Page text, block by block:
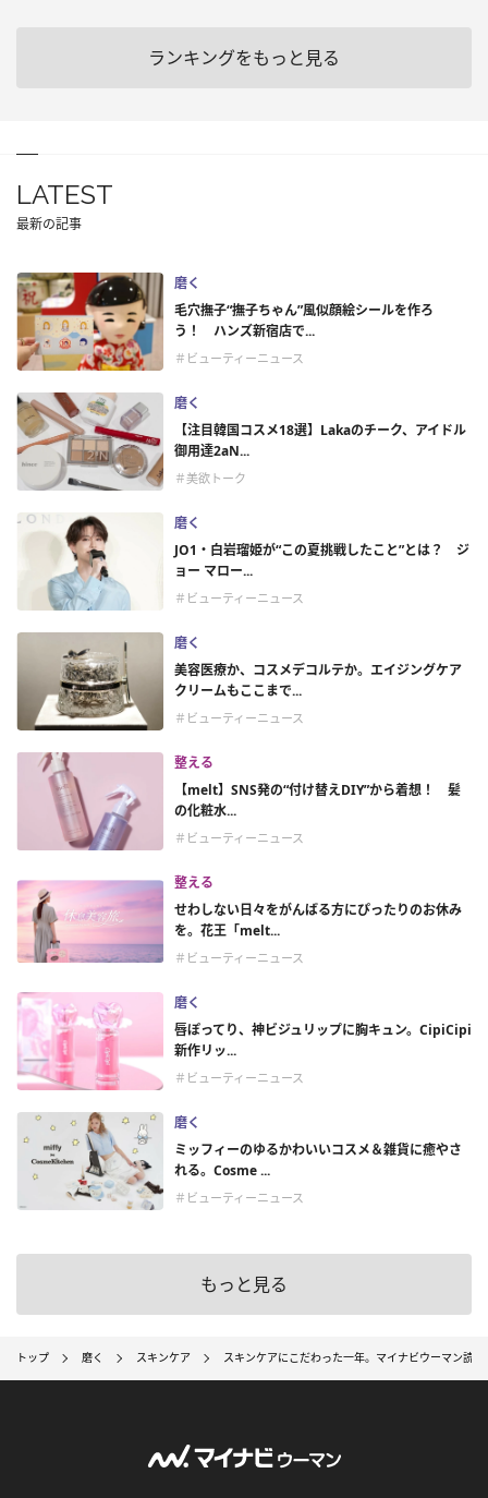
ランキングをもっと見る
LATEST
最新の記事
磨く
毛穴撫子“撫子ちゃん”風似顔絵シールを作ろ
う！ ハンズ新宿店で...
＃ビューティーニュース
磨く
【注目韓国コスメ18選】Lakaのチーク、アイドル
御用達2aN...
＃美欲トーク
磨く
JO1・白岩瑠姫が“この夏挑戦したこと”とは？ ジ
ョー マロー...
＃ビューティーニュース
磨く
美容医療か、コスメデコルテか。エイジングケア
クリームもここまで...
＃ビューティーニュース
整える
【melt】SNS発の“付け替えDIY”から着想！ 髪
の化粧水...
＃ビューティーニュース
整える
せわしない日々をがんばる方にぴったりのお休み
を。花王「melt...
＃ビューティーニュース
磨く
唇ぽってり、神ビジュリップに胸キュン。CipiCipi
新作リッ...
＃ビューティーニュース
磨く
ミッフィーのゆるかわいいコスメ＆雑貨に癒やさ
れる。Cosme ...
＃ビューティーニュース
もっと見る
トップ 磨く スキンケア スキンケアにこだわった一年。マイナビウーマン読